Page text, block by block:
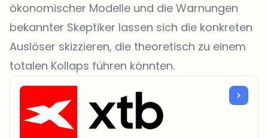
ökonomischer Modelle und die Warnungen
bekannter Skeptiker lassen sich die konkreten
Auslöser skizzieren, die theoretisch zu einem
totalen Kollaps führen könnten.